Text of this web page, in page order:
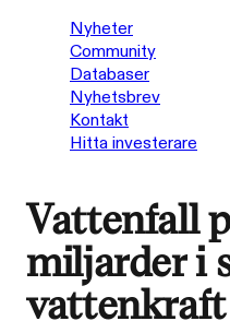
Nyheter
Community
Databaser
Nyhetsbrev
Kontakt
Hitta investerare
Vattenfall
miljarder i
vattenkraft